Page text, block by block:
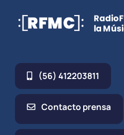
(56) 412203811
Contacto prensa